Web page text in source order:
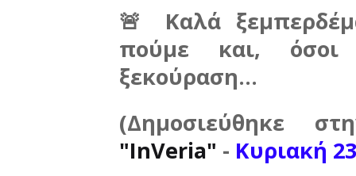
🚨 Καλά
πούμε και, όσοι
ξεκούραση…
(Δημοσιεύθηκε
"InVeria" - Κυριακή